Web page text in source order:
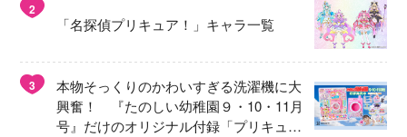
2
「名探偵プリキュア！」キャラ一覧
3
本物そっくりのかわいすぎる洗濯機に大
興奮！ 『たのしい幼稚園９・10・11月
号』だけのオリジナル付録「プリキュ